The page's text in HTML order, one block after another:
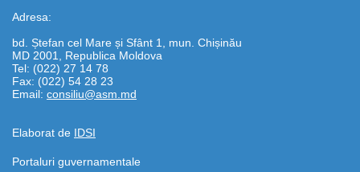
Adresa:
bd. Ștefan cel Mare și Sfânt 1, mun. Chișinău
MD 2001, Republica Moldova
Tel: (022) 27 14 78
Fax: (022) 54 28 23
Email: consiliu@asm.md
Elaborat de IDSI
Portaluri guvernamentale